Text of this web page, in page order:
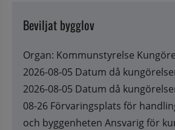
Beviljat bygglov
Organ: Kommunstyrelse
2026-08-05 Datum då
2026-08-05 Datum då
08-26 Förvaringsplats för
och byggenheten Ansvarig för